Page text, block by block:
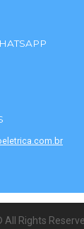
Rights